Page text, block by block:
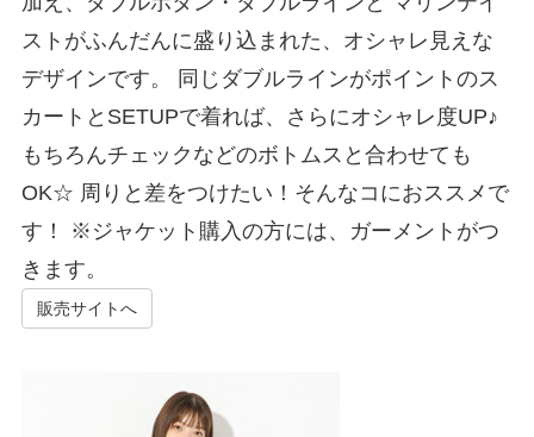
ストがふんだんに盛り込まれた、オシャレ見えな
デザインです。 同じダブルラインがポイントのス
カートとSETUPで着れば、さらにオシャレ度UP♪
もちろんチェックなどのボトムスと合わせても
OK☆ 周りと差をつけたい！そんなコにおススメで
す！ ※ジャケット購入の方には、ガーメントがつ
きます。
販売サイトへ